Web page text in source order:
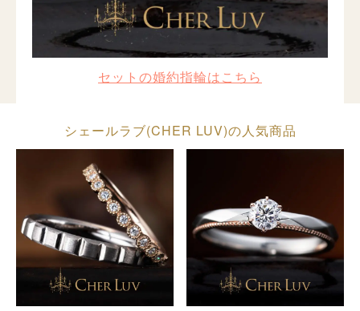
セットの婚約指輪はこちら
シェールラブ(CHER LUV)の人気商品